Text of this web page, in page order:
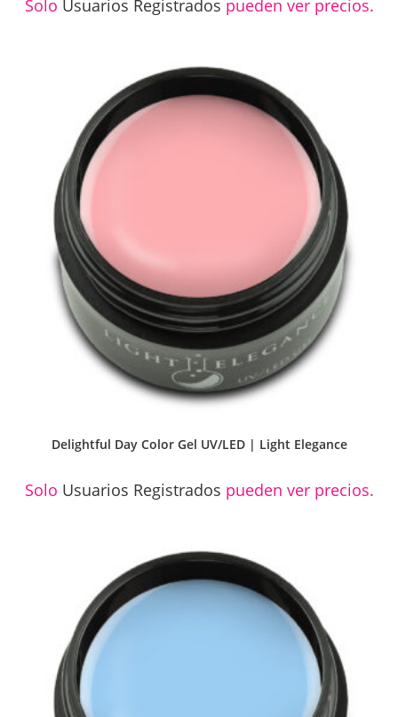
Solo Usuarios Registrados pueden ver precios.
Delightful Day Color Gel UV/LED | Light Elegance
Solo Usuarios Registrados pueden ver precios.